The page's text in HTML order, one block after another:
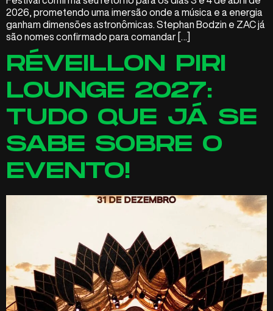
2026, prometendo uma imersão onde a música e a energia
ganham dimensões astronômicas. Stephan Bodzin e ZAC já
são nomes confirmado para comandar […]
RÉVEILLON PIRI
LOUNGE 2027:
TUDO QUE JÁ SE
SABE SOBRE O
EVENTO!